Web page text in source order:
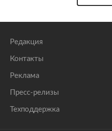
Редакция
Контакты
Реклама
Пресс-релизы
Техподдержка